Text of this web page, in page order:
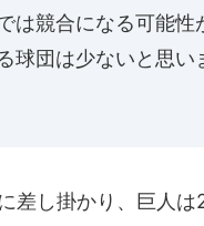
は競合になる可能
球団は少ないと思
差し掛かり、巨人